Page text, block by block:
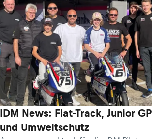
IDM News: Flat-Track, Junior GP
und Umweltschutz